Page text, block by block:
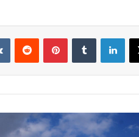
‫X لينكدإن بينتيريست